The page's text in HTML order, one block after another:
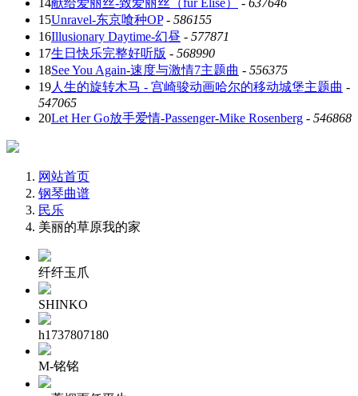
14献给爱丽丝-致爱丽丝（für Elise） - 637646
15Unravel-东京喰种OP- 586155
16Illusionary Daytime-幻昼 - 577871
17生日快乐完整好听版 - 568990
18See You Again-速度与激情7主题曲 - 556375
19人生的旋转木马 - 宫崎骏动画哈尔的移动城堡主题曲 -
547065
20Let Her Go放手爱情-Passenger-Mike Rosenberg - 546868
网站首页
钢琴曲谱
民乐
美丽的草原我的家
纤纤玉爪
SHINKO
h1737807180
M-铭铭